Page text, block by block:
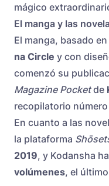
mágico
El manga y las
El manga, basado
na Circle y con
comenzó su
Magazine Pocketde
recopilatorio número
En cuanto a las
la plataforma
2019, y Kodansha
volúmenes, el